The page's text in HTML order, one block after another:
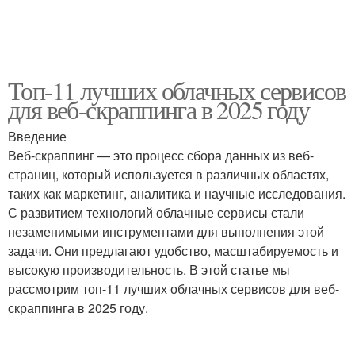
Топ-11 лучших облачных сервисов
для веб-скраппинга в 2025 году
Введение
Веб-скраппинг — это процесс сбора данных из веб-
страниц, который используется в различных областях,
таких как маркетинг, аналитика и научные исследования.
С развитием технологий облачные сервисы стали
незаменимыми инструментами для выполнения этой
задачи. Они предлагают удобство, масштабируемость и
высокую производительность. В этой статье мы
рассмотрим топ-11 лучших облачных сервисов для веб-
скраппинга в 2025 году.